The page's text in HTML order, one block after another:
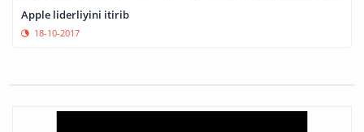
Apple liderliyini itirib
18-10-2017